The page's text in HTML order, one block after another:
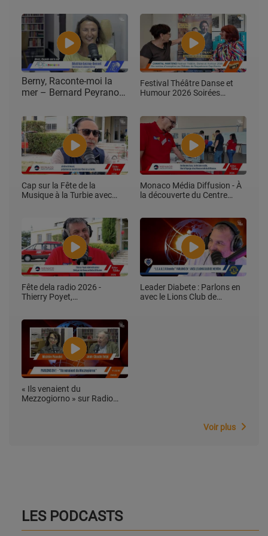
Plage
jours de mandat et
dévoile le thème de la
Fête du Citron® 2027
Berny, Raconte-moi la
mer – Bernard Peyrano
Bennet.
Festival Théâtre Danse et
Humour 2026 Soirées
Cap sur la Fête de la
Musique à la Turbie avec
Monaco Média Diffusion - À
la découverte du Centre
Fête dela radio 2026 -
Thierry Poyet,
Leader Diabete : Parlons en
avec le Lions Club de
« Ils venaient du
Mezzogiorno » sur Radio
Voir plus
LES PODCASTS